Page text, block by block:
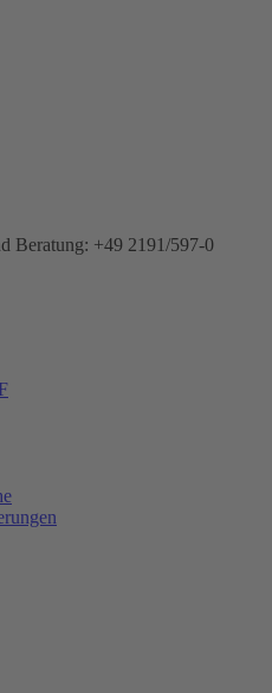
Beratung: +49 2191/597-0